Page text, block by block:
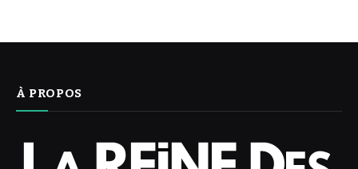
À PROPOS